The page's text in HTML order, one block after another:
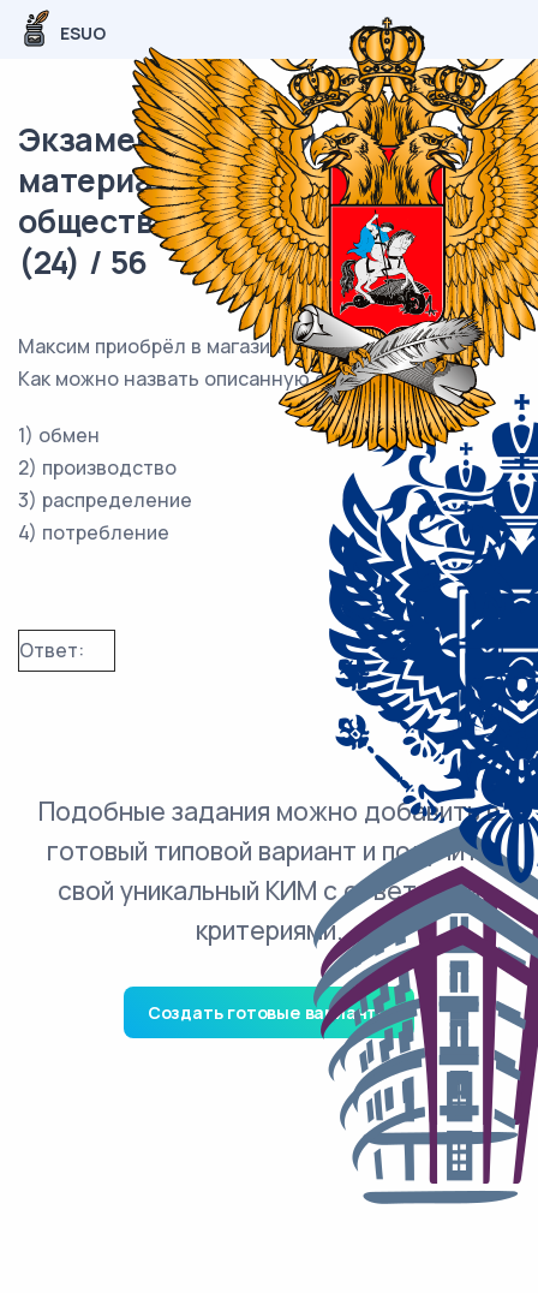
ESUO
Экзаменационный (типовой)
материал ОГЭ /
обществознание / 07 задания
(24) / 56
Максим приобрёл в магазине несколько пар обуви.
Как можно назвать описанную ситуацию?
1) обмен
2) производство
3) распределение
4) потребление
Ответ:
Подобные задания можно добавить в
готовый типовой вариант и получить
свой уникальный КИМ с ответами и
критериями.
Создать готовые варианты